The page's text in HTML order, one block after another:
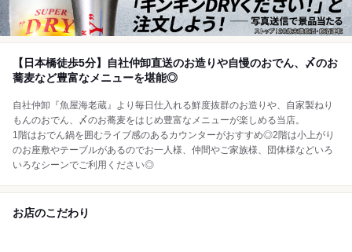
【日本橋徒歩5分】自社仲卸直送のお造りや自慢のおでん、〆のお
蕎麦など豊富なメニューを堪能◎
自社仲卸『魚屋海老蔵』より毎日仕入れる鮮度抜群のお造りや、自家製ねり
もんのおでん、〆のお蕎麦をはじめ豊富なメニューが楽しめる当店。
1階はおでん鍋を囲むライブ感のあるカウンターがおすすめ◎2階は小上がり
のお座敷やテーブルがあるのでお一人様、仲間やご家族様、団体様などいろ
いろなシーンでご利用ください◎
お店のこだわり